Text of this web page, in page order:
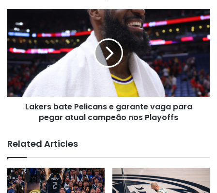
11
anos
depois
bate
Pelicans
garante
vaga
para
pegar
atual
campeãoLakers bate Pelicans e garante vaga para
pegar atual campeão nos Playoffs
Related Articles